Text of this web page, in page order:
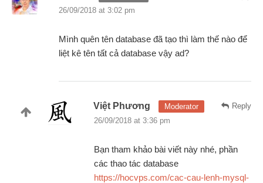
26/09/2018 at 3:02 pm
Mình quên tên database đã tạo thì làm thế nào để
liệt kê tên tất cả database vậy ad?
Reply
Việt Phương
Moderator
26/09/2018 at 3:36 pm
Bạn tham khảo bài viết này nhé, phần
các thao tác database
https://hocvps.com/cac-cau-lenh-mysql-